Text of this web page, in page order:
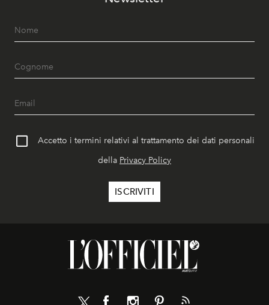
Accetto i termini relativi al trattamento dei dati personali
della Privacy Policy